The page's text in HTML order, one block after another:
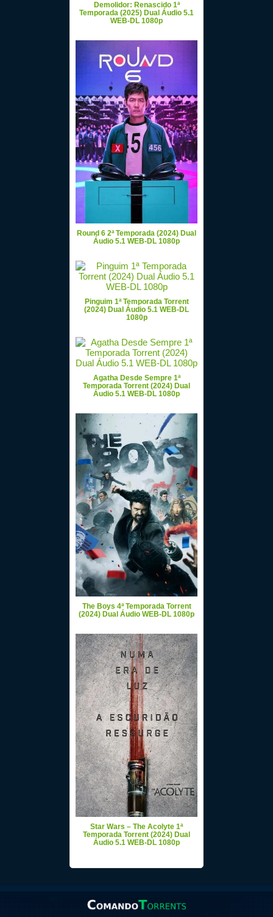
Demolidor: Renascido 1ª
Temporada (2025) Dual Áudio 5.1
WEB-DL 1080p
Round 6 2ª Temporada (2024) Dual
Áudio 5.1 WEB-DL 1080p
Pinguim 1ª Temporada Torrent
(2024) Dual Áudio 5.1 WEB-DL
1080p
Agatha Desde Sempre 1ª
Temporada Torrent (2024) Dual
Áudio 5.1 WEB-DL 1080p
The Boys 4ª Temporada Torrent
(2024) Dual Áudio WEB-DL 1080p
Star Wars – The Acolyte 1ª
Temporada Torrent (2024) Dual
Áudio 5.1 WEB-DL 1080p